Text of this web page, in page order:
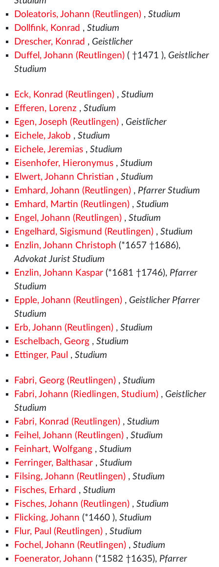
Doleatoris, Johann (Reutlingen), Studium
Dollfink, Konrad , Studium
Drescher, Konrad , Geistlicher
Duffel, Johann (Reutlingen)( †1471 ), Geistlicher
Studium
Eck, Konrad (Reutlingen), Studium
Efferen, Lorenz , Studium
Egen, Joseph (Reutlingen), Geistlicher
Eichele, Jakob , Studium
Eichele, Jeremias, Studium
Eisenhofer, Hieronymus, Studium
Elwert, Johann Christian , Studium
Emhard, Johann (Reutlingen), Pfarrer Studium
Emhard, Martin (Reutlingen), Studium
Engel, Johann (Reutlingen), Studium
Engelhard, Sigismund (Reutlingen), Studium
Enzlin, Johann Christoph (*1657 †1686),
Advokat Jurist Studium
Enzlin, Johann Kaspar(*1681 †1746), Pfarrer
Studium
Epple, Johann (Reutlingen), Geistlicher Pfarrer
Studium
Erb, Johann (Reutlingen), Studium
Eschelbach, Georg, Studium
Ettinger, Paul , Studium
Fabri, Georg (Reutlingen), Studium
Fabri, Johann (Riedlingen, Studium), Geistlicher
Studium
Fabri, Konrad (Reutlingen), Studium
Feihel, Johann (Reutlingen), Studium
Feinhart, Wolfgang, Studium
Ferringer, Balthasar, Studium
Filsing, Johann (Reutlingen), Studium
Fisches, Erhard , Studium
Fisches, Johann (Reutlingen), Studium
Flicking, Johann (*1460 ), Studium
Flur, Paul (Reutlingen), Studium
Fochel, Johann (Reutlingen), Studium
Foenerator, Johann (*1582 †1635), Pfarrer